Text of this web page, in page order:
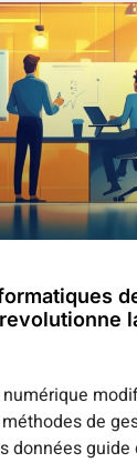
de
données